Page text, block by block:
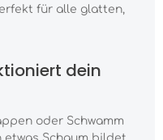
für alle glatten,
dein
oder Schwamm